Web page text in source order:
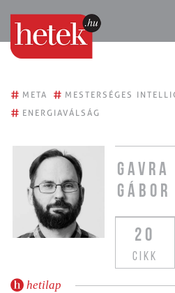
# META # MESTERSÉGES
# ENERGIAVÁLSÁG
GAVRA
GÁBOR
20
CIKK
hetilap